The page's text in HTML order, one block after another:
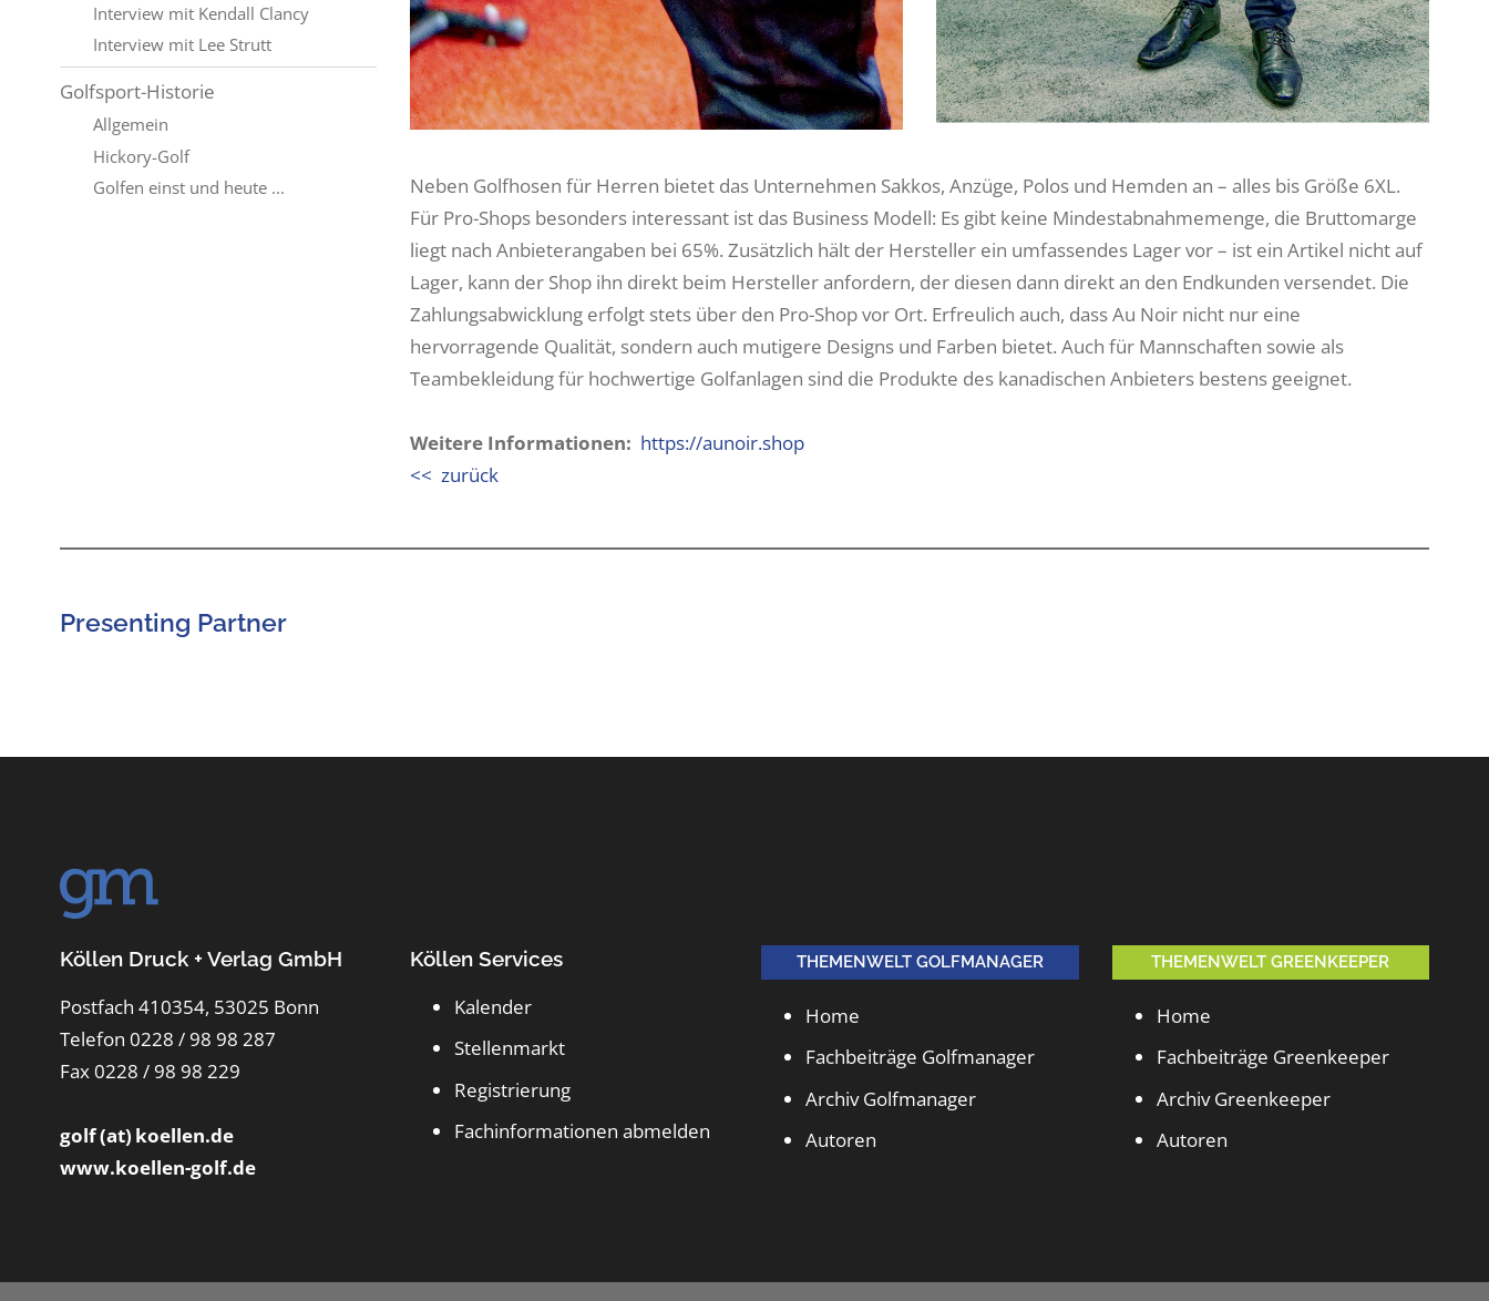
Neben Golfhosen für Herren bietet das Unternehmen Sakkos, Anzüge, Polos und Hemden an – alles bis Größe 6XL.
Für Pro-Shops besonders interessant ist das Business Modell: Es gibt keine Mindestabnahmemenge, die Bruttomarge
liegt nach Anbieterangaben bei 65%. Zusätzlich hält der Hersteller ein umfassendes Lager vor – ist ein Artikel nicht auf
Lager, kann der Shop ihn direkt beim Hersteller anfordern, der diesen dann direkt an den Endkunden versendet. Die
Zahlungsabwicklung erfolgt stets über den Pro-Shop vor Ort. Erfreulich auch, dass Au Noir nicht nur eine
hervorragende Qualität, sondern auch mutigere Designs und Farben bietet. Auch für Mannschaften sowie als
Teambekleidung für hochwertige Golfanlagen sind die Produkte des kanadischen Anbieters bestens geeignet.
Weitere ­Informationen: https://aunoir.shop
<< zurück
Interview mit Kendall Clancy
Interview mit Lee Strutt
Golfsport-Historie
Allgemein
Hickory-Golf
Golfen einst und heute ...
Presenting Partner
Köllen Druck + Verlag GmbH
Postfach 410354, 53025 Bonn
Telefon 0228 / 98 98 287
Fax 0228 / 98 98 229
golf (at) koellen.de
www.koellen-golf.de
Köllen Services
Kalender
Stellenmarkt
Registrierung
Fachinformationen abmelden
THEMENWELT GOLFMANAGER
Home
Fachbeiträge Golfmanager
Archiv Golfmanager
Autoren
THEMENWELT GREENKEEPER
Home
Fachbeiträge Greenkeeper
Archiv Greenkeeper
Autoren